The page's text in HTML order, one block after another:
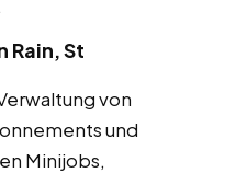
St
von
und
Minijobs,